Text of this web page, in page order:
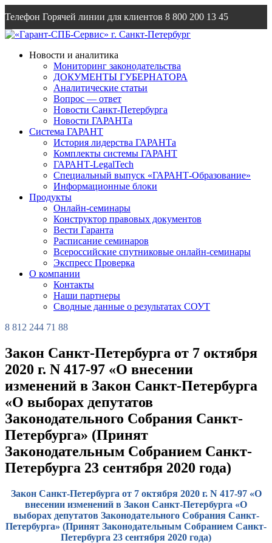
Телефон Горячей линии для клиентов 8 800 200 13 45
Emailinfo@garantsp.ru
Новости и аналитика
Мониторинг законодательства
ДОКУМЕНТЫ ГУБЕРНАТОРА
Аналитические статьи
Вопрос — ответ
Новости Санкт-Петербурга
Новости ГАРАНТа
Система ГАРАНТ
История лидерства ГАРАНТа
Комплекты системы ГАРАНТ
ГАРАНТ-LegalTech
Специальный выпуск «ГАРАНТ-Образование»
Информационные блоки
Продукты
Онлайн-семинары
Конструктор правовых документов
Вести Гаранта
Расписание семинаров
Всероссийские спутниковые онлайн-семинары
Экспресс Проверка
О компании
Контакты
Наши партнеры
Сводные данные о результатах СОУТ
8 812 244 71 88
Закон Санкт-Петербурга от 7 октября
2020 г. N 417-97 «О внесении
изменений в Закон Санкт-Петербурга
«О выборах депутатов
Законодательного Собрания Санкт-
Петербурга» (Принят
Законодательным Собранием Санкт-
Петербурга 23 сентября 2020 года)
Закон Санкт-Петербурга от 7 октября 2020 г. N 417-97 «О
внесении изменений в Закон Санкт-Петербурга «О
выборах депутатов Законодательного Собрания Санкт-
Петербурга» (Принят Законодательным Собранием Санкт-
Петербурга 23 сентября 2020 года)